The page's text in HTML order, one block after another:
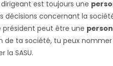
dirigeant est toujours une
décisions concernant la
président peut être une
de ta société, tu peux
la SASU.